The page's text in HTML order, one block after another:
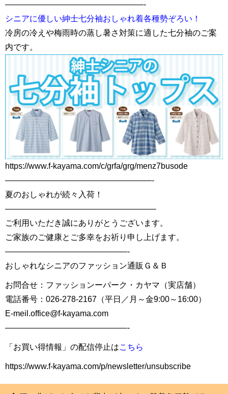
—————————————————-
シニアに優しい紳士七分袖おしゃれ着各種勢ぞろい！
冷房の冷えや梅雨時の蒸し暑さ対策に適した七分袖のご案
内です。
https://www.f-kayama.com/c/grfa/grg/menz7busode
——————————————————-
夏のおしゃれが続々入荷！
——————————————————–
ご利用いただき誠にありがとうございます。
ご家族のご健康とご多幸をお祈り申し上げます。
———————————————-
おしゃれなシニアのファッション通販Ｇ＆Ｂ
お問合せ：ファッションーパーク・カヤマ（実店舗）
電話番号：026-278-2167（平日／月～金9:00～16:00）
E-meil.office@f-kayama.com
———————————————-
「お買い得情報」の配信停止はこちら
https://www.f-kayama.com/p/newsletter/unsubscribe